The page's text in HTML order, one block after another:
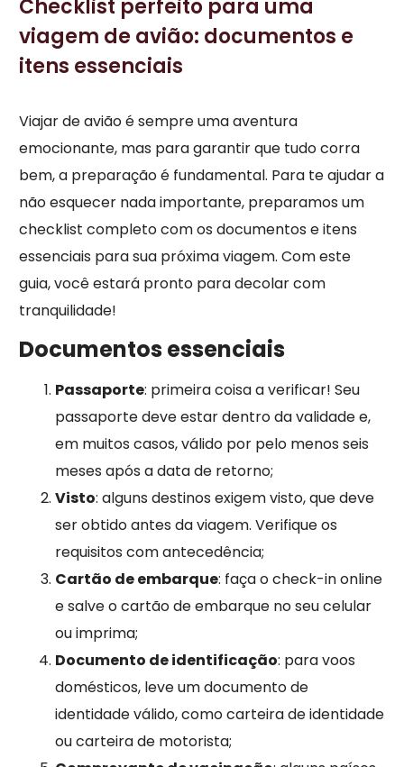
Checklist perfeito para uma
viagem de avião: documentos e
itens essenciais
Viajar de avião é sempre uma aventura
emocionante, mas para garantir que tudo corra
bem, a preparação é fundamental. Para te ajudar a
não esquecer nada importante, preparamos um
checklist completo com os documentos e itens
essenciais para sua próxima viagem. Com este
guia, você estará pronto para decolar com
tranquilidade!
Documentos essenciais
Passaporte: primeira coisa a verificar! Seu
passaporte deve estar dentro da validade e,
em muitos casos, válido por pelo menos seis
meses após a data de retorno;
Visto: alguns destinos exigem visto, que deve
ser obtido antes da viagem. Verifique os
requisitos com antecedência;
Cartão de embarque: faça o check-in online
e salve o cartão de embarque no seu celular
ou imprima;
Documento de identificação: para voos
domésticos, leve um documento de
identidade válido, como carteira de identidade
ou carteira de motorista;